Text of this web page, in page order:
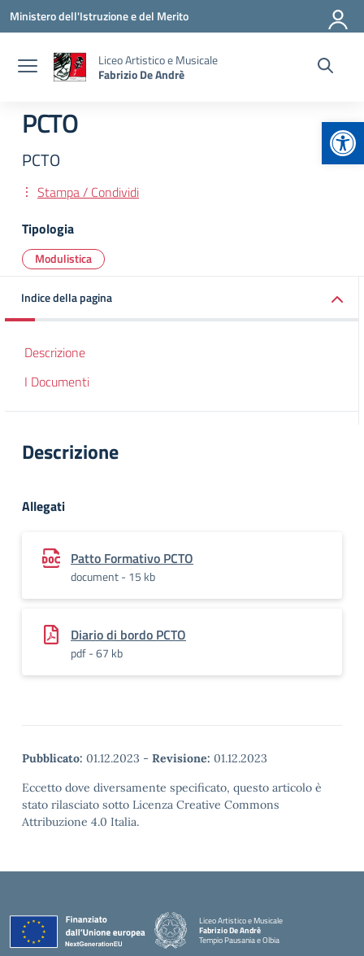
Vai ai contenuti
Vai al menu di navigazione
Vai al footer
Ministero dell'Istruzione e del Merito
Liceo Artistico e Musicale
Fabrizio De Andrè
PCTO
PCTO
Stampa / Condividi
Tipologia
Modulistica
Indice della pagina
Descrizione
I Documenti
Descrizione
Allegati
Patto Formativo PCTO
document - 15 kb
Diario di bordo PCTO
pdf - 67 kb
Pubblicato: 01.12.2023 - Revisione: 01.12.2023
Eccetto dove diversamente specificato, questo articolo è
stato rilasciato sotto Licenza Creative Commons
Attribuzione 4.0 Italia.
Liceo Artistico e Musicale
Fabrizio De Andrè
Tempio Pausania e Olbia
— Visita la pagina iniziale della scuola